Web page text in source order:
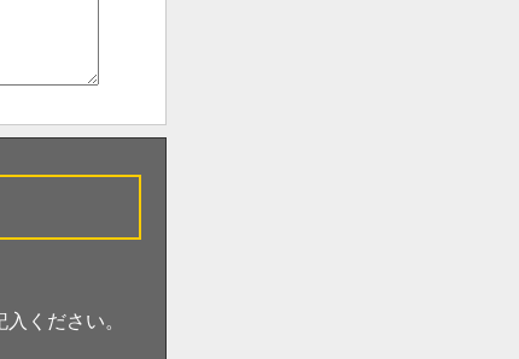
ください。